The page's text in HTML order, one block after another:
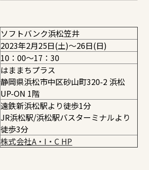
ソフトバンク浜松笠井
2023年2月25日(土)～26日(日)
10：00～17：30
はままちプラス
静岡県浜松市中区砂山町320-2 浜松
UP-ON 1階
遠鉄新浜松駅より徒歩1分
JR浜松駅/浜松駅バスターミナルより
徒歩3分
株式会社A・I・C HP